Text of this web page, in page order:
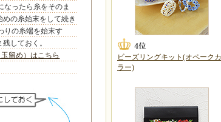
なったら糸をそのま
めの糸始末をして続き
りの糸端を始末す
しておく。
留め）はこちら
ビーズリングキット(オペークカ
ラー)